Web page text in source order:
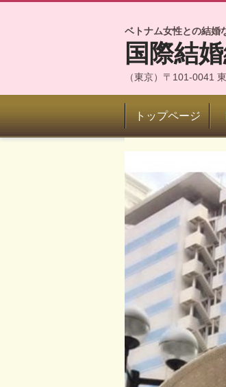
ベトナム女性との結婚
国際結
（東京）〒101-0041
トップページ